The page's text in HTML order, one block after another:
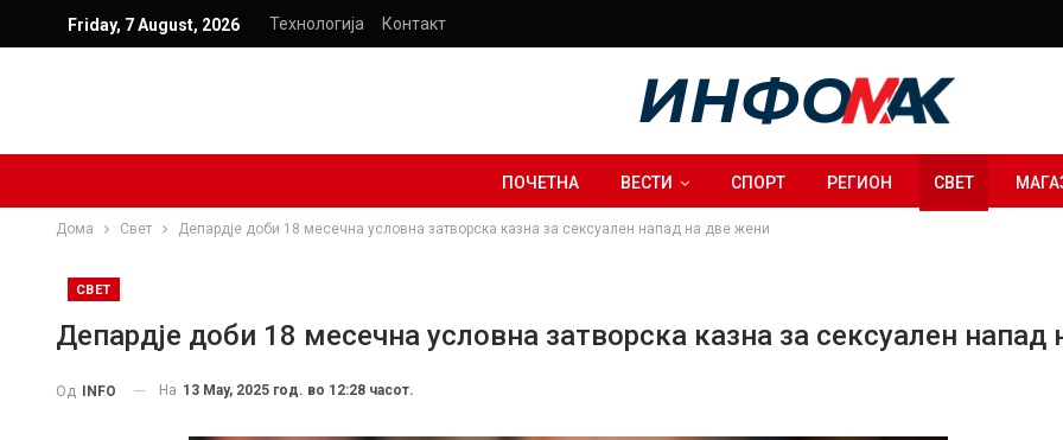
Friday, 7 August, 2026 Технологија Контакт
ПОЧЕТНА ВЕСТИ СПОРТ РЕГИОН СВЕТ
Дома Свет Депардје доби 18 месечна условна затворска казна за сексуален напад на две жени
СВЕТ
Депардје доби 18 месечна условна затворска казна за сексуален напад
Од INFO На 13 May, 2025 год. во 12:28 часот.